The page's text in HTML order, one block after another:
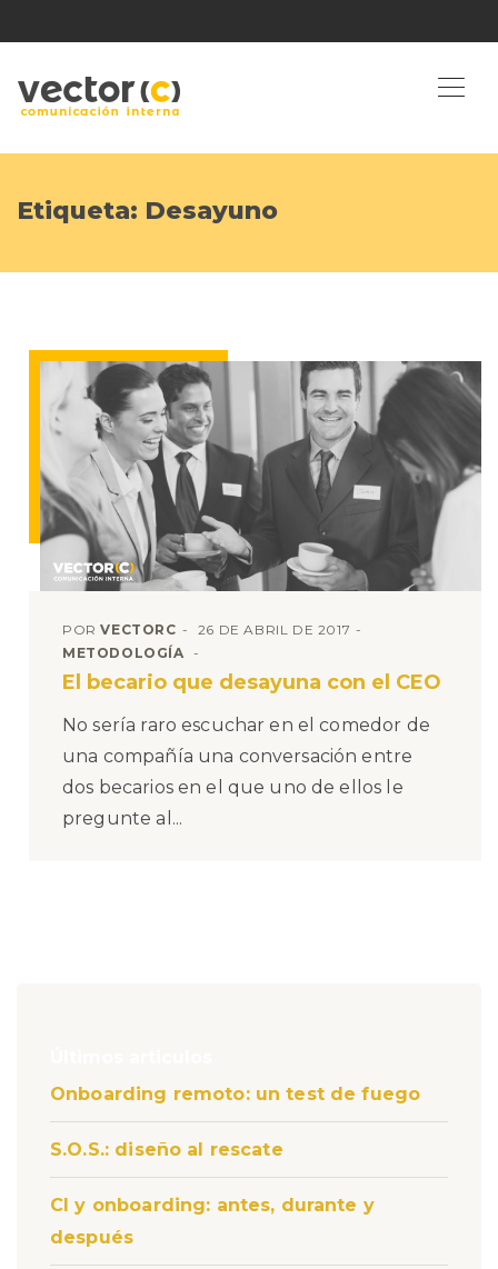
Etiqueta: Desayuno
PORVECTORC
26 DE ABRIL DE 2017
METODOLOGÍA
El becario que desayuna con el CEO
No sería raro escuchar en el comedor de
una compañía una conversación entre
dos becarios en el que uno de ellos le
pregunte al...
Onboarding remoto: un test de fuego
S.O.S.: diseño al rescate
CI y onboarding: antes, durante y
después